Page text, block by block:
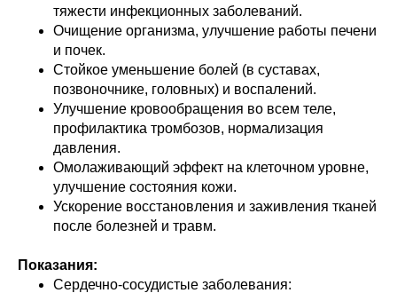
тяжести инфекционных заболеваний.
Очищение организма, улучшение работы печени
и почек.
Стойкое уменьшение болей (в суставах,
позвоночнике, головных) и воспалений.
Улучшение кровообращения во всем теле,
профилактика тромбозов, нормализация
давления.
Омолаживающий эффект на клеточном уровне,
улучшение состояния кожи.
Ускорение восстановления и заживления тканей
после болезней и травм.
Показания:
Сердечно-сосудистые заболевания: